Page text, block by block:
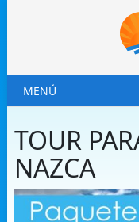
MENÚ
TOUR
NAZCA